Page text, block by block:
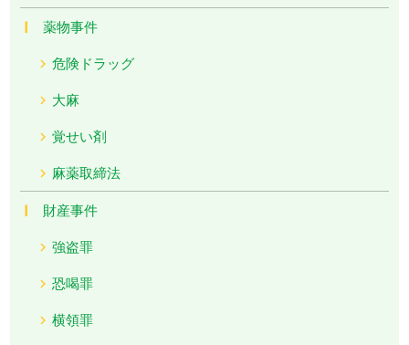
薬物事件
危険ドラッグ
大麻
覚せい剤
麻薬取締法
財産事件
強盗罪
恐喝罪
横領罪